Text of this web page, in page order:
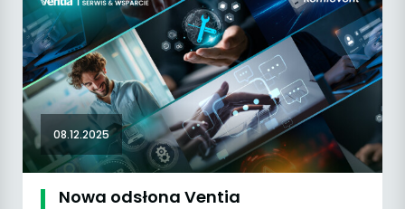
08.12.2025
Nowa odsłona Ventia